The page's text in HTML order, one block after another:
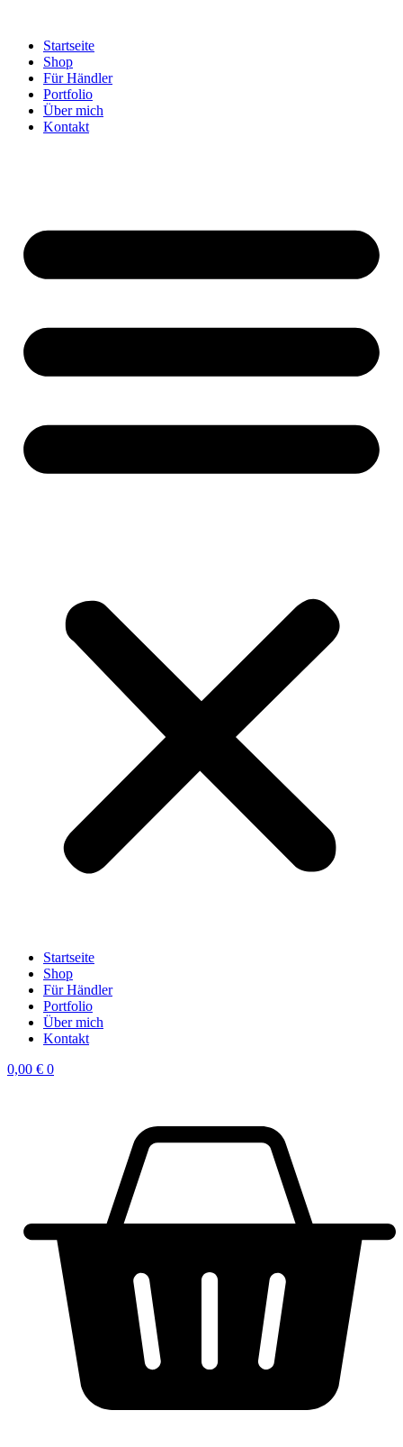
Startseite
Shop
Für Händler
Portfolio
Über mich
Kontakt
Startseite
Shop
Für Händler
Portfolio
Über mich
Kontakt
0,00 € 0